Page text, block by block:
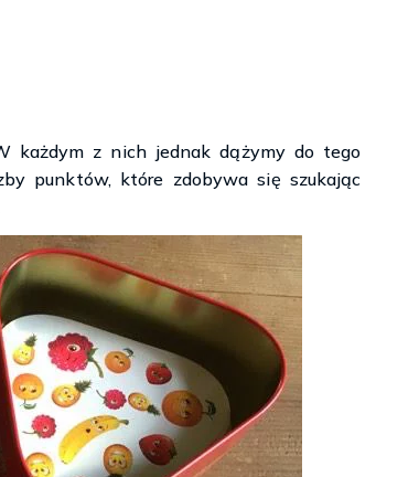
każdym z nich jednak dążymy do tego
punktów, które zdobywa się szukając